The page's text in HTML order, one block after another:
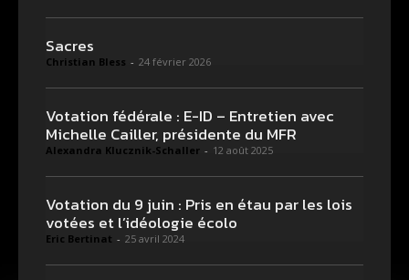
Sacres
Christian Bless - 24 février 2026
Votation fédérale : E-ID – Entretien avec
Michelle Cailler, présidente du MFR
Alexandra Klucznik-Schaller - 12 août 2025
Votation du 9 juin : Pris en étau par les lois
votées et l’idéologie écolo
Eric Bertinat - 25 avril 2024